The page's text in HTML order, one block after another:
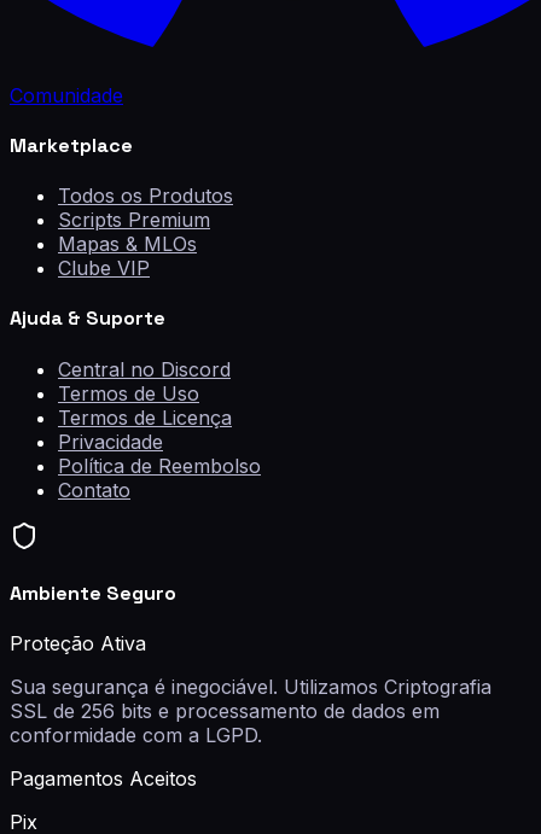
Comunidade
Marketplace
Todos os Produtos
Scripts Premium
Mapas & MLOs
Clube VIP
Ajuda & Suporte
Central no Discord
Termos de Uso
Termos de Licença
Privacidade
Política de Reembolso
Contato
Ambiente Seguro
Proteção Ativa
Sua segurança é inegociável. Utilizamos Criptografia
SSL de 256 bits e processamento de dados em
conformidade com a LGPD.
Pagamentos Aceitos
Pix